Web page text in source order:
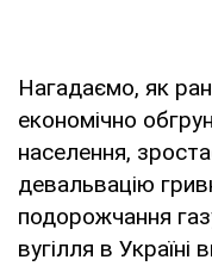
Нагадаємо, як
економічно
населення,
девальвацію
подорожчання
вугілля в Україні